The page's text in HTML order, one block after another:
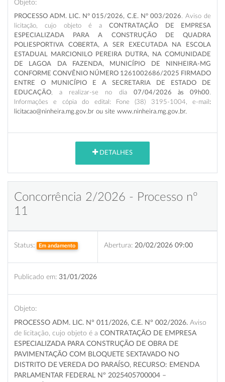
Objeto:
PROCESSO ADM. LIC. N° 015/2026, C.E. N° 003/2026 . Aviso de
licitação, cujo objeto é aCONTRATAÇÃO DE EMPRESA
ESPECIALIZADA PARA A CONSTRUÇÃO DE QUADRA
POLIESPORTIVA COBERTA, A SER EXECUTADA NA ESCOLA
ESTADUAL MARCIONILO PEREIRA DUTRA, NA COMUNIDADE
DE LAGOA DA FAZENDA, MUNICÍPIO DE NINHEIRA-MG
CONFORME CONVÊNIO NÚMERO 1261002686/2025 FIRMADO
ENTRE O MUNICÍPIO E A SECRETARIA DE ESTADO DE
EDUCAÇÃO ,a realizar-se no dia 07/04/2026 às 09h00
Informações e cópia do edital: Fone (38) 3195-1004, e-mail:
licitacao@ninheira.mg.gov.br ou site www.ninheira.mg.gov.br.
DETALHES
Concorrência 2/2026 - Processo nº
11
Status: Em andamento Abertura: 20/02/2026 09:00
Publicado em: 31/01/2026
Objeto:
PROCESSO ADM. LIC. N° 011/2026, C.E. N° 002/2026. Aviso
de licitação, cujo objeto é a CONTRATAÇÃO DE EMPRESA
ESPECIALIZADA PARA CONSTRUÇÃO DE OBRA DE
PAVIMENTAÇÃO COM BLOQUETE SEXTAVADO NO
DISTRITO DE VEREDA DO PARAÍSO, RECURSO: EMENDA
PARLAMENTAR FEDERAL Nº 2025405700004 –